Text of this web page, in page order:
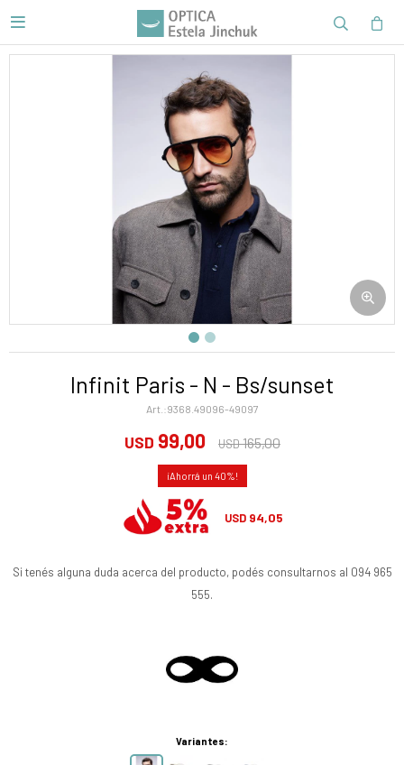

Infinit Paris - N - Bs/sunset
9368.49096-49097
USD 99,00 USD165,00
40
USD 94,05
Si tenés alguna duda acerca del producto, podés consultarnos al 094 965
555.
Variantes: